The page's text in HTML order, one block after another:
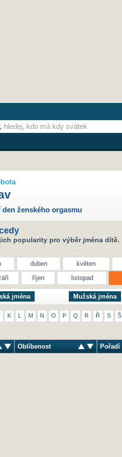
den ženského orgasmu
popularity pro výběr jména dítě.
duben květen
říjen listopad
jména Mužská jména
K M N O P Q R Ř S Š
Oblíbenost Pořadí